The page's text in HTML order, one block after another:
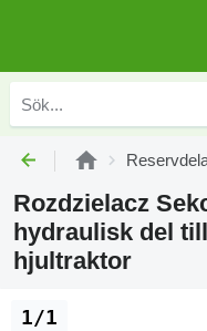
Rozdzielacz
hydraulisk del
hjultraktor
1/1